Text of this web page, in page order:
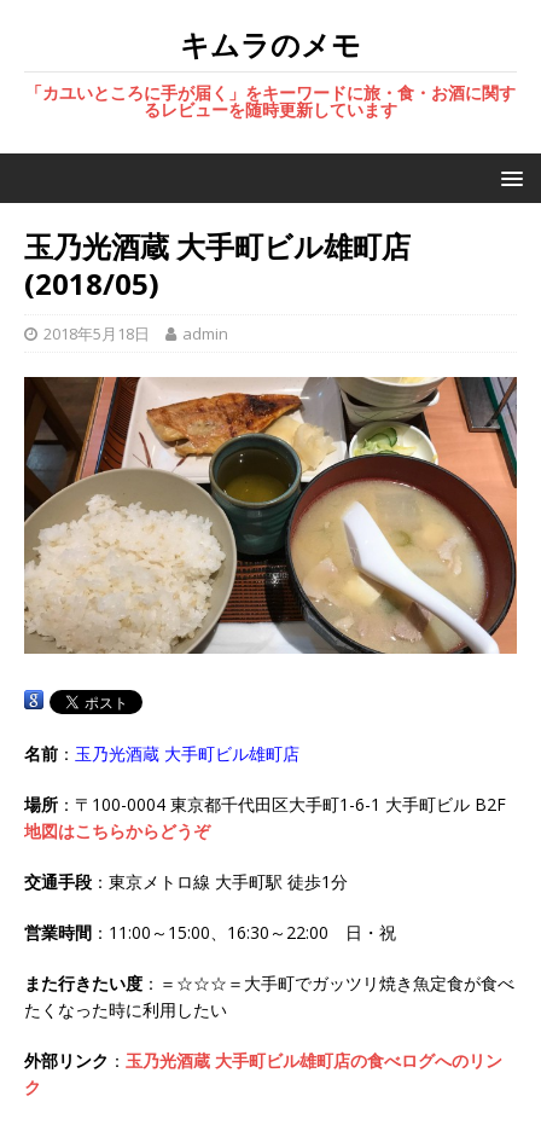
キムラのメモ
「カユいところに手が届く」をキーワードに旅・食・お酒に関す
るレビューを随時更新しています
玉乃光酒蔵 大手町ビル雄町店
(2018/05)
2018年5月18日 admin
名前 ： 玉乃光酒蔵 大手町ビル雄町店
場所 ：〒100-0004 東京都千代田区大手町1-6-1 大手町ビル B2F
地図はこちらからどうぞ
交通手段 ：東京メトロ線 大手町駅 徒歩1分
営業時間 ：11:00～15:00、16:30～22:00 日・祝
また行きたい度 ：＝☆☆☆＝大手町でガッツリ焼き魚定食が食べ
たくなった時に利用したい
外部リンク ： 玉乃光酒蔵 大手町ビル雄町店の食べログへのリン
ク